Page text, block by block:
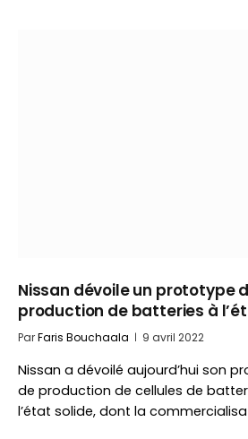
Nissan dévoile un prototype
production de batteries à
ParFaris Bouchaala 9 avril 2022
Nissan a dévoilé aujourd’hui son
de production de cellules de
l’état solide, dont la